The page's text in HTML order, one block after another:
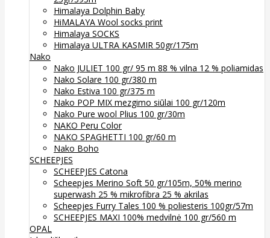
Himalaya Dolphin Baby
HiMALAYA Wool socks print
Himalaya SOCKS
Himalaya ULTRA KASMIR 50gr/175m
Nako
Nako JULIET 100 gr/ 95 m 88 % vilna 12 % poliamidas
Nako Solare 100 gr/380 m
Nako Estiva 100 gr/375 m
Nako POP MIX mezgimo siūlai 100 gr/120m
Nako Pure wool Plius 100 gr/30m
NAKO Peru Color
NAKO SPAGHETTI 100 gr/60 m
Nako Boho
SCHEEPJES
SCHEEPJES Catona
Scheepjes Merino Soft 50 gr/105m, 50% merino
superwash 25 % mikrofibra 25 % akrilas
Scheepjes Furry Tales 100 % poliesteris 100gr/57m
SCHEEPJES MAXI 100% medvilnė 100 gr/560 m
OPAL